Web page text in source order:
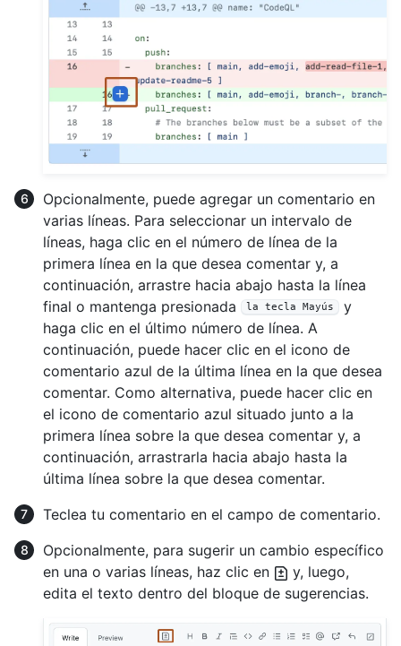
Opcionalmente, puede agregar un comentario en
varias líneas. Para seleccionar un intervalo de
líneas, haga clic en el número de línea de la
primera línea en la que desea comentar y, a
continuación, arrastre hacia abajo hasta la línea
final o mantenga presionada
la tecla Mayús
y
haga clic en el último número de línea. A
continuación, puede hacer clic en el icono de
comentario azul de la última línea en la que desea
comentar. Como alternativa, puede hacer clic en
el icono de comentario azul situado junto a la
primera línea sobre la que desea comentar y, a
continuación, arrastrarla hacia abajo hasta la
última línea sobre la que desea comentar.
Teclea tu comentario en el campo de comentario.
Opcionalmente, para sugerir un cambio específico
en una o varias líneas, haz clic en
y, luego,
edita el texto dentro del bloque de sugerencias.